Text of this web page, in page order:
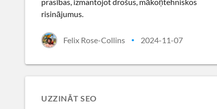
risinājumus.
Felix Rose-Collins • 2024-11-07
UZZINĀT SEO